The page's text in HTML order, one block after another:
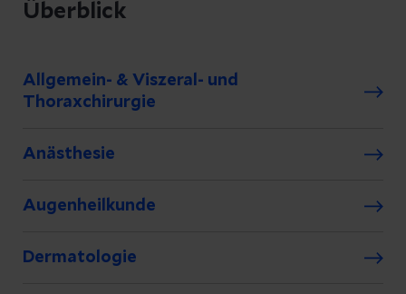
Überblick
Allgemein- & Viszeral- und
Thoraxchirurgie
Anästhesie
Augenheilkunde
Dermatologie